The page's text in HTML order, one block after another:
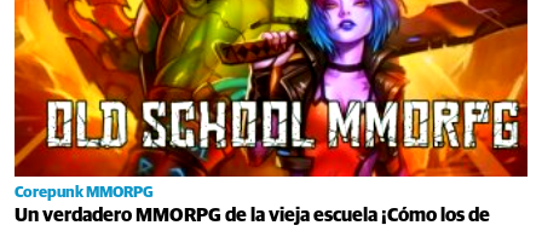
Corepunk MMORPG
Un verdadero MMORPG de la vieja escuela ¡Cómo los de